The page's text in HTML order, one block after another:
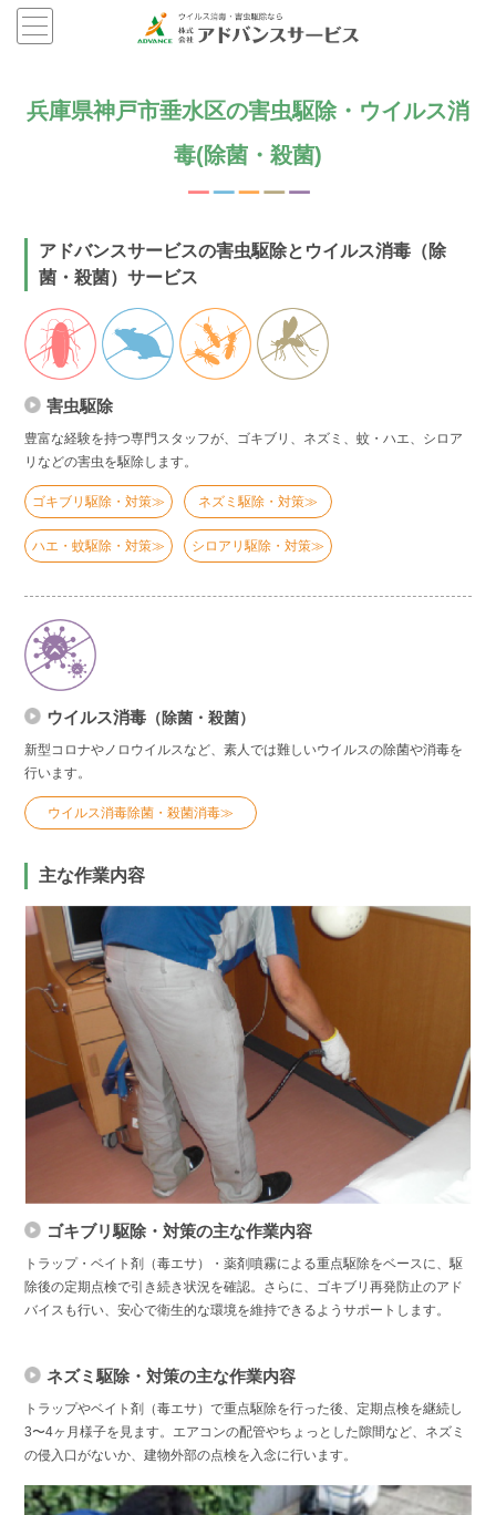
兵庫県神戸市垂水区の害虫駆除・ウイルス消
毒(除菌・殺菌)
アドバンスサービスの害虫駆除とウイルス消毒（除
菌・殺菌）サービス
害虫駆除
豊富な経験を持つ専門スタッフが、ゴキブリ、ネズミ、蚊・ハエ、シロア
リなどの害虫を駆除します。
ゴキブリ駆除・対策≫ ネズミ駆除・対策≫
ハエ・蚊駆除・対策≫ シロアリ駆除・対策≫
ウイルス消毒 （除菌・殺菌）
新型コロナやノロウイルスなど、素人では難しいウイルスの除菌や消毒を
行います。
ウイルス消毒除菌・殺菌消毒≫
主な作業内容
ゴキブリ駆除・対策の主な作業内容
トラップ・ベイト剤（毒エサ）・薬剤噴霧による重点駆除をベースに、駆
除後の定期点検で引き続き状況を確認。さらに、ゴキブリ再発防止のアド
バイスも行い、安心で衛生的な環境を維持できるようサポートします。
ネズミ駆除・対策の主な作業内容
トラップやベイト剤（毒エサ）で重点駆除を行った後、定期点検を継続し
3〜4ヶ月様子を見ます。エアコンの配管やちょっとした隙間など、ネズミ
の侵入口がないか、建物外部の点検を入念に行います。